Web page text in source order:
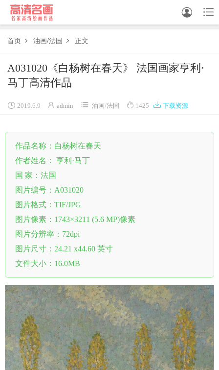


中国画
油画
白描
书法
精选
中国画家
西方画家
首页  油画/法国  正文
A031020《白杨树在春天》 法国画家亨利·
马丁高清作品
 2019.6.9  admin  油画/法国  1425  下载资源
作品名称：白杨树在春天
作者姓名： 亨利·马丁
国 家：法国
图片编号：A031020
图片格式：TIF/JPG
图片像素：1743×3211 (5.6 MP)像素
图片分辨率：72dpi
图片尺寸：24.21 x44.60 英寸
文件大小：16.0MB